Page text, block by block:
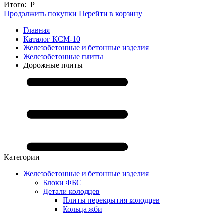
Итого: Р
Продолжить покупки Перейти в корзину
Главная
Каталог КСМ-10
Железобетонные и бетонные изделия
Железобетонные плиты
Дорожные плиты
Категории
Железобетонные и бетонные изделия
Блоки ФБС
Детали колодцев
Плиты перекрытия колодцев
Кольца жби